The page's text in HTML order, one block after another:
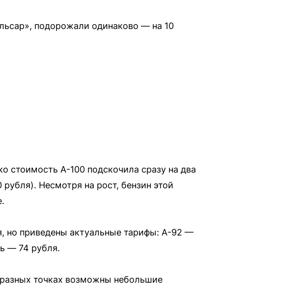
подорожали одинаково — на 10
стоимость А-100 подскочила сразу на два
Несмотря на рост, бензин этой
но приведены актуальные тарифы: А-92 —
— 74 рубля.
точках возможны небольшие